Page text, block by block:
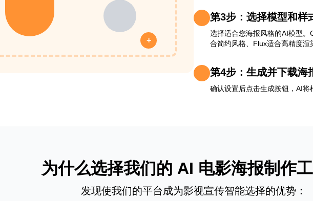
+
第3步：选择模型和样
选择适合您海报风格的AI模型
合简约风格、Flux适合高精度渲
第4步：生成并下载海
确认设置后点击生成按钮，AI将
为什么选择我们的 AI 电影海报制作
发现使我们的平台成为影视宣传智能选择的优势：